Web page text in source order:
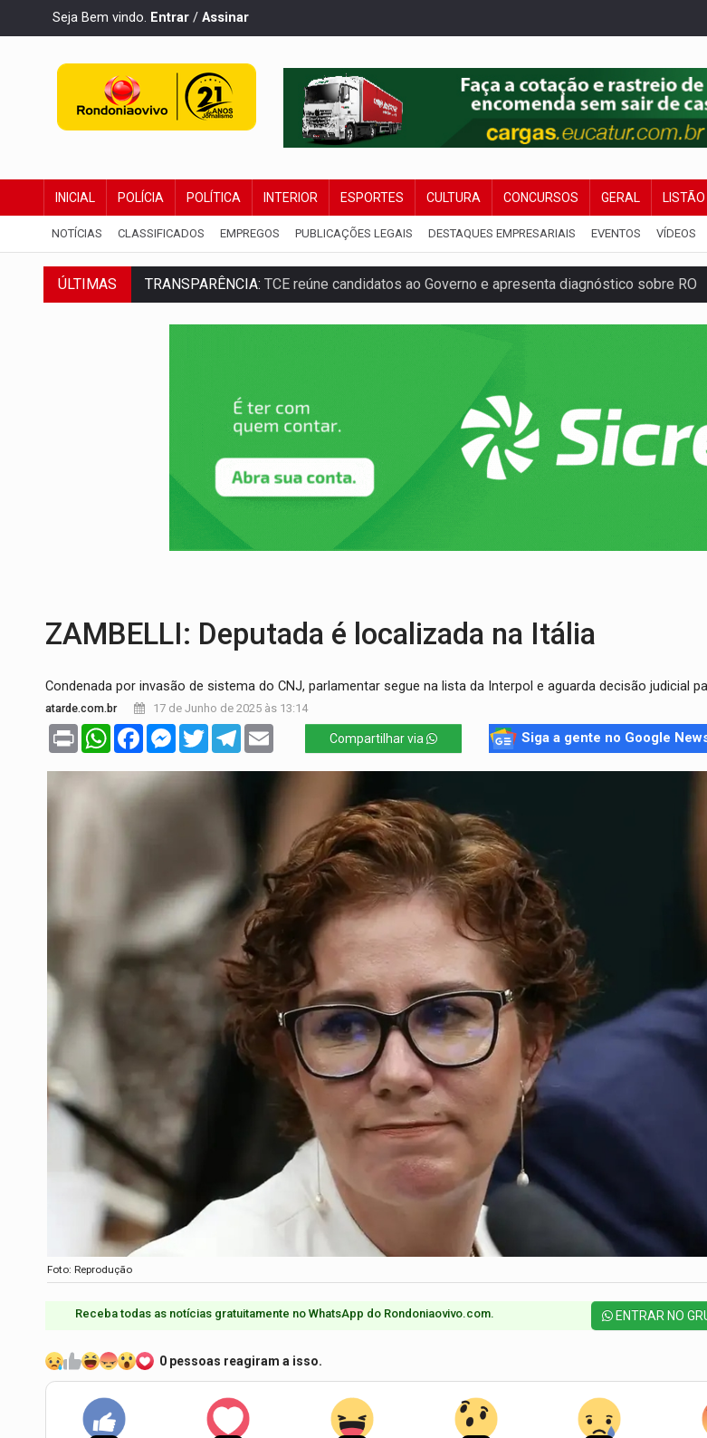
Seja Bem vindo. Entrar / Assinar
INICIAL POLÍCIA POLÍTICA INTERIOR ESPORTES CULTURA CONCURSOS GERAL LISTÃO
NOTÍCIAS CLASSIFICADOS EMPREGOS PUBLICAÇÕES LEGAIS DESTAQUES EMPRESARIAIS EVENTOS VÍDEOS
ÚLTIMAS TRANSPARÊNCIA: TCE reúne candidatos ao Governo e apresenta diagnóstico sobre RO
ELAS DECIDEM:Mulheres são maioria e representam 52% do eleitorado de Rondônia
Pai do 'Xandy Motocross' morre em acidente na BR-364
Motorista de caminhonete morre preso às ferragens em colisão com carreta na
Seis lugares gratuitos para aproveitar o fim de semana em Porto Velho
FTICCO e Força Tática prendem membro do CV com arma e drogas em boca de
Prefeitura fortalece parceria com a APAE para ampliar ações voltadas a PCD's
ZAMBELLI: Deputada é localizada na Itália
Condenada por invasão de sistema do CNJ, parlamentar segue na lista da Interpol e aguarda decisão judicial
atarde.com.br 17 de Junho de 2025 às 13:14
Print WhatsAppFacebookMessenger
TwitterTelegram Compartilhar via Siga a gente no Google
Foto: Reprodução
Receba todas as notícias gratuitamente no WhatsApp do Rondoniaovivo.com.​ ENTRAR NO
0 pessoas reagiram a isso.